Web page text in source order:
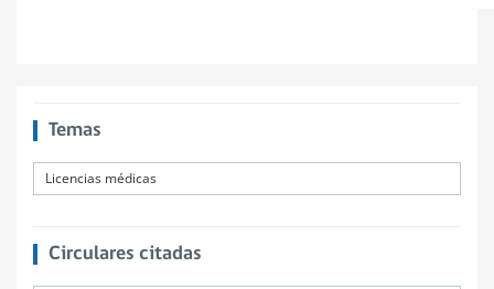
Temas
Licencias médicas
Circulares citadas